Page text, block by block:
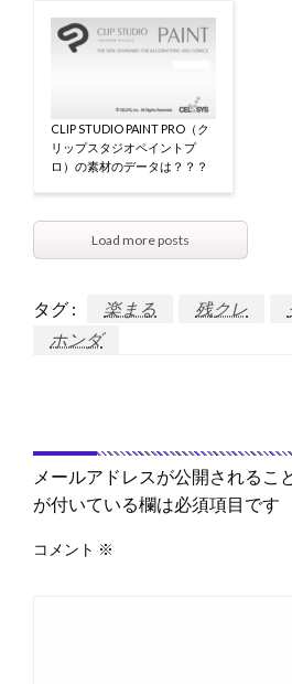
CLIP STUDIO PAINT PRO（ク
リップスタジオペイントプ
ロ）の素材のデータは？？？
Load more posts
タグ : 楽まる 残クレ
ホンダ
メールアドレスが公開されるこ
が付いている欄は必須項目です
コメント ※